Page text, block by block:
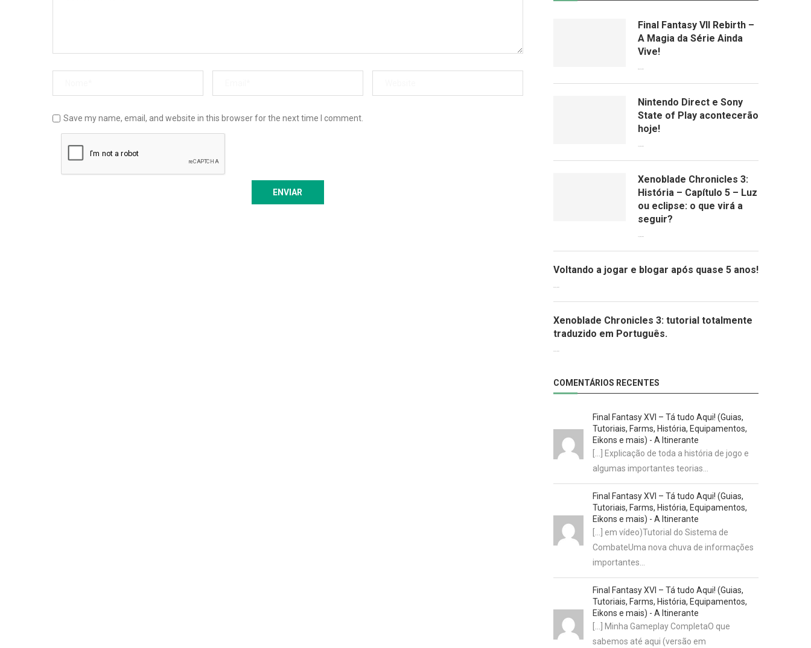
Save my name, email, and website in this browser for the next time I comment.
Final Fantasy VII Rebirth –
A Magia da Série Ainda
Vive!
Nintendo Direct e Sony
State of Play acontecerão
hoje!
Xenoblade Chronicles 3:
História – Capítulo 5 – Luz
ou eclipse: o que virá a
seguir?
Voltando a jogar e blogar após quase 5 anos!
Xenoblade Chronicles 3: tutorial totalmente
traduzido em Português.
COMENTÁRIOS RECENTES
Final Fantasy XVI – Tá tudo Aqui! (Guias,
Tutoriais, Farms, História, Equipamentos,
Eikons e mais) - A Itinerante
[…] Explicação de toda a história de jogo e
algumas importantes teorias…
Final Fantasy XVI – Tá tudo Aqui! (Guias,
Tutoriais, Farms, História, Equipamentos,
Eikons e mais) - A Itinerante
[…] em vídeo)Tutorial do Sistema de
CombateUma nova chuva de informações
importantes…
Final Fantasy XVI – Tá tudo Aqui! (Guias,
Tutoriais, Farms, História, Equipamentos,
Eikons e mais) - A Itinerante
[…] Minha Gameplay CompletaO que
sabemos até aqui (versão em